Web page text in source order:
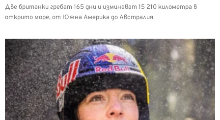
Две британки гребат 165 дни и изминават 15 210 километра в
открито море, от Южна Америка до Австралия